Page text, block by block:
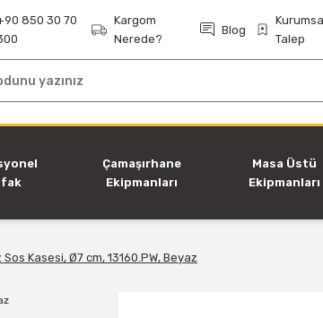
850 30 70
Kargom
Nerede?
Blog
Talep
Çamaşırhane
Ekipmanları
Masa Üstü
Ekipmanları
Kasesi, Ø7 cm, 13160.PW, Beyaz